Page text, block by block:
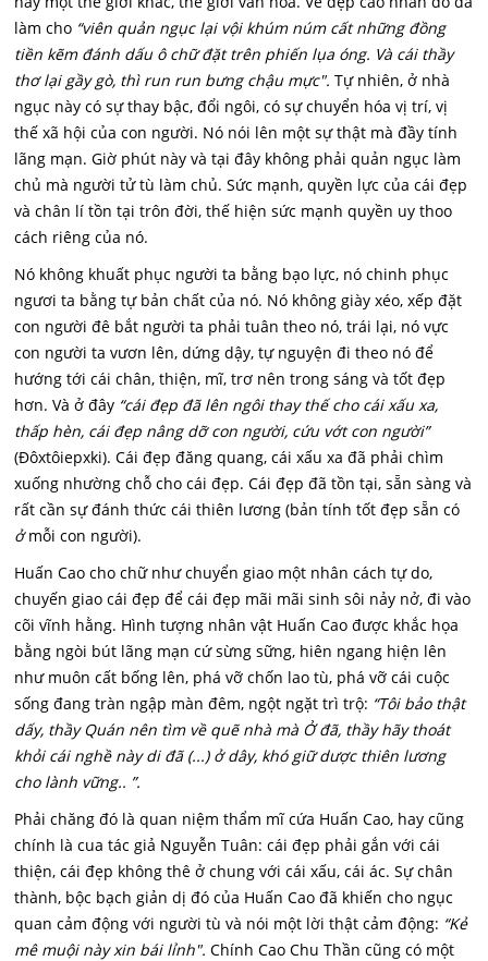
làm cho “viên quản ngục lại vội khúm núm cất những đồng
tiền kẽm đánh dấu ô chữ đặt trên phiến lụa óng. Và cái thầy
thơ lại gầy gò, thì run run bưng chậu mực". Tự nhiên, ở nhà
ngục này có sự thay bậc, đổi ngôi, có sự chuyển hóa vị trí, vị
thế xã hội của con người. Nó nói lên một sự thật mà đầy tính
lãng mạn. Giờ phút này và tại đây không phải quản ngục làm
chủ mà người tử tù làm chủ. Sức mạnh, quyền lực của cái đẹp
và chân lí tồn tại trôn đời, thế hiện sức mạnh quyền uy thoo
cách riêng của nó.
Nó không khuất phục người ta bằng bạo lực, nó chinh phục
ngươi ta bằng tự bản chất của nó. Nó không giày xéo, xếp đặt
con người đê bắt người ta phải tuân theo nó, trái lại, nó vực
con người ta vươn lên, dứng dậy, tự nguyện đi theo nó để
hướng tới cái chân, thiện, mĩ, trơ nên trong sáng và tốt đẹp
hơn. Và ở đây “cái đẹp đã lên ngôi thay thế cho cái xấu xa,
thấp hèn, cái đẹp nâng dỡ con người, cứu vớt con người”
(Đôxtôiepxki). Cái đẹp đăng quang, cái xấu xa đã phải chìm
xuống nhường chỗ cho cái đẹp. Cái đẹp đã tồn tại, sẵn sàng và
rất cần sự đánh thức cái thiên lương (bản tính tốt đẹp sẵn có
ởmỗi con người).
Huấn Cao cho chữ như chuyển giao một nhân cách tự do,
chuyến giao cái đẹp để cái đẹp mãi mãi sinh sôi nảy nở, đi vào
cõi vĩnh hằng. Hình tượng nhân vật Huấn Cao được khắc họa
bằng ngòi bút lãng mạn cứ sừng sững, hiên ngang hiện lên
như muôn cất bống lên, phá vỡ chốn lao tù, phá vỡ cái cuộc
sống đang tràn ngập màn đêm, ngột ngặt trì trộ: “Tôi bảo thật
dấy, thầy Quán nên tìm về quẽ nhà mà Ở đã, thầy hãy thoát
khỏi cái nghề này di đã (...) ở dây, khó giữ dược thiên lương
cho lành vững.. ”.
Phải chăng đó là quan niệm thẩm mĩ cứa Huấn Cao, hay cũng
chính là cua tác giả Nguyễn Tuân: cái đẹp phải gắn với cái
thiện, cái đẹp không thê ở chung với cái xấu, cái ác. Sự chân
thành, bộc bạch giản dị đó của Huấn Cao đã khiến cho ngục
quan cảm động với người tù và nói một lời thật cảm động: “Kẻ
mê muội này xin bái lỉnh". Chính Cao Chu Thần cũng có một